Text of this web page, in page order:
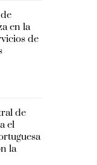
en la
de
de
el
la